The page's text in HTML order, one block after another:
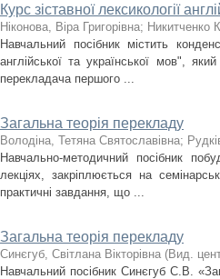
Курс зіставної лексикології
Ніконова, Віра Григорівна; Никитченко
Навчальний посібник містить
англійської та української мов",
перекладача першого ...
Загальна теорія перекладу
Володіна, Тетяна Святославівна;
Навчально-методичний посібник
лекціях, закріплюється на
практичні завдання, що ...
Загальна теорія перекладу
Синєгуб, Світлана Вікторівна (Вид.
Навчальний посібник Синєгуб С.В.